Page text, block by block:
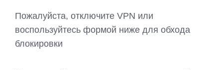
Пожалуйста, отключите VPN или
воспользуйтесь формой ниже для обхода
блокировки